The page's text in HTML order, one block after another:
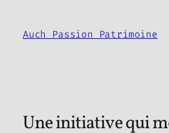
contenu
Auch Passion Patrimoine
Une initiative qui